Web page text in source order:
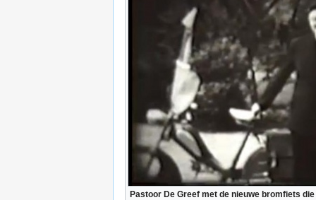
Pastoor De Greef met de nieuwe bromfiets